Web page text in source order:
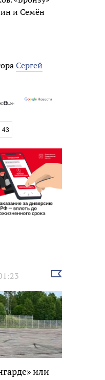
и Семён
Сергей
43
Выбрать
или